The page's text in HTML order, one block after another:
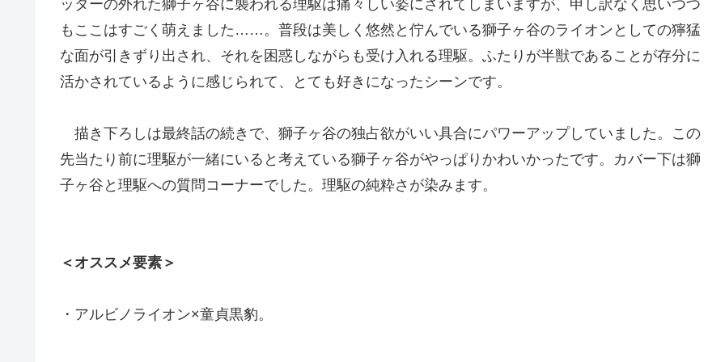
ッターの外れた獅子ヶ谷に襲われる理駆は痛々しい姿にされてしまいますが、申し訳なく思いつつ
もここはすごく萌えました……。普段は美しく悠然と佇んでいる獅子ヶ谷のライオンとしての獰猛
な面が引きずり出され、それを困惑しながらも受け入れる理駆。ふたりが半獣であることが存分に
活かされているように感じられて、とても好きになったシーンです。
描き下ろしは最終話の続きで、獅子ヶ谷の独占欲がいい具合にパワーアップしていました。この
先当たり前に理駆が一緒にいると考えている獅子ヶ谷がやっぱりかわいかったです。カバー下は獅
子ヶ谷と理駆への質問コーナーでした。理駆の純粋さが染みます。
＜オススメ要素＞
・アルビノライオン×童貞黒豹。